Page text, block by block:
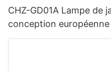
CHZ-GD01A Lampe de
conception européenne